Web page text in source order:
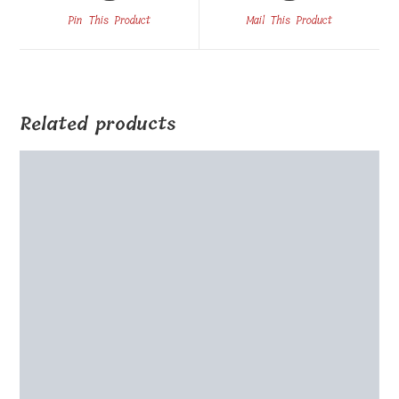
a
new
Pin This Product
a
new
Mail This Product
Related products